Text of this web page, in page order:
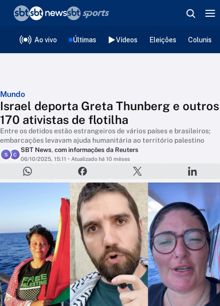
Ao vivo Últimas Vídeos Eleições
Mundo
Israel deporta Greta Thunberg e outros
170 ativistas de flotilha
Entre os detidos estão estrangeiros de vários países e brasileiros;
embarcações levavam ajuda humanitária ao território palestino
S C
SBT News, com informações da Reuters
06/10/2025, 15:11 • Atualizado há 10 mêses
❮voltar
Editorias